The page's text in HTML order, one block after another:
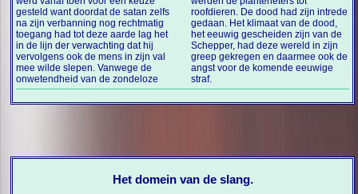
gesteld want doordat de satan zelfs
na zijn verbanning nog rechtmatig
toegang had tot deze aarde lag het
in de lijn der verwachting dat hij
vervolgens ook de mens in zijn val
mee wilde slepen. Vanwege de
onwetendheid van de zondeloze
roofdieren. De dood had zijn intrede
gedaan. Het klimaat van de dood,
het eeuwig gescheiden zijn van de
Schepper, had deze wereld in zijn
greep gekregen en daarmee ook de
angst voor de komende eeuwige
straf.
Het domein van de slang.